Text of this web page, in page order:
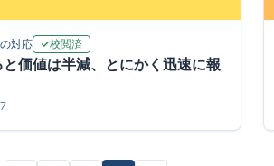
対応 校閲済
価値は半減、とにかく迅速に報